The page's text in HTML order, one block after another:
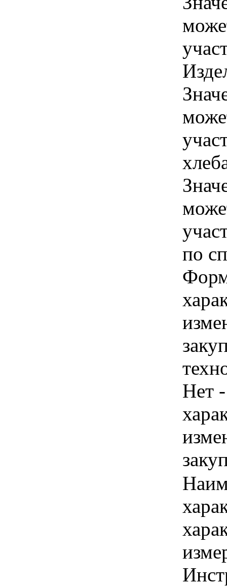
по
Нет